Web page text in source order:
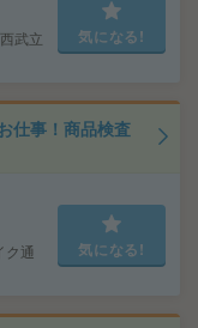
武立
気になる!
仕事！商品検査
通
気になる!